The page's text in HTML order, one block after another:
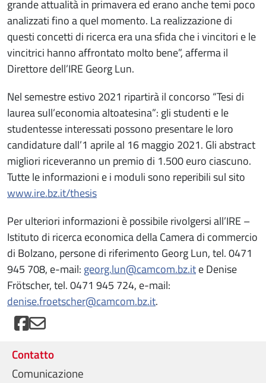
grande attualità in primavera ed erano anche temi poco
analizzati fino a quel momento. La realizzazione di
questi concetti di ricerca era una sfida che i vincitori e le
vincitrici hanno affrontato molto bene”, afferma il
Direttore dell’IRE Georg Lun.
Nel semestre estivo 2021 ripartirà il concorso “Tesi di
laurea sull’economia altoatesina”: gli studenti e le
studentesse interessati possono presentare le loro
candidature dall’1 aprile al 16 maggio 2021. Gli abstract
migliori riceveranno un premio di 1.500 euro ciascuno.
Tutte le informazioni e i moduli sono reperibili sul sito
www.ire.bz.it/thesis
Per ulteriori informazioni è possibile rivolgersi all’IRE –
Istituto di ricerca economica della Camera di commercio
di Bolzano, persone di riferimento Georg Lun, tel. 0471
945 708, e-mail: georg.lun@camcom.bz.ite Denise
Frötscher, tel. 0471 945 724, e-mail:
denise.froetscher@camcom.bz.it.
Contatto
Comunicazione